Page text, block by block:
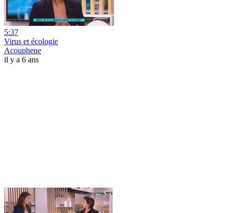
5:37
Virus et écologie
Acouphene
il y a 6 ans